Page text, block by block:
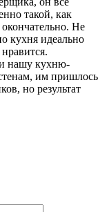
такой, как
Не
кухня идеально
нашу кухню-
им пришлось
но результат